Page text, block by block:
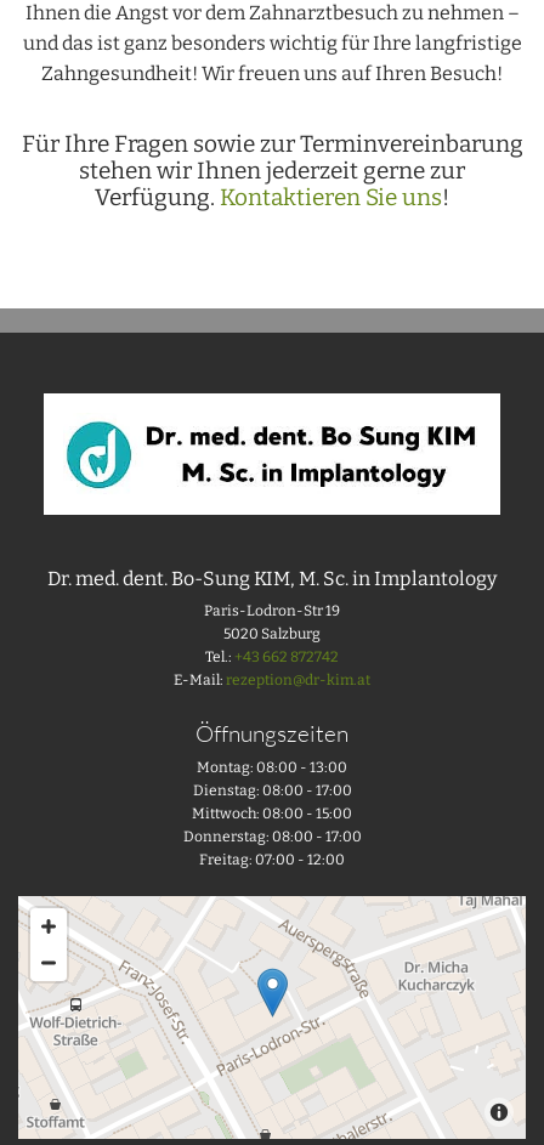
Ihnen die Angst vor dem Zahnarztbesuch zu nehmen –
und das ist ganz besonders wichtig für Ihre langfristige
Zahngesundheit! Wir freuen uns auf Ihren Besuch!
Für Ihre Fragen sowie zur Terminvereinbarung
stehen wir Ihnen jederzeit gerne zur
Verfügung. Kontaktieren Sie uns!
Dr. med. dent. Bo-Sung KIM, M. Sc. in Implantology
Paris-Lodron-Str 19
5020 Salzburg
Tel.: +43 662 872742
E-Mail: rezeption@dr-kim.at
Öffnungszeiten
Montag: 08:00 - 13:00
Dienstag: 08:00 - 17:00
Mittwoch: 08:00 - 15:00
Donnerstag: 08:00 - 17:00
Freitag: 07:00 - 12:00